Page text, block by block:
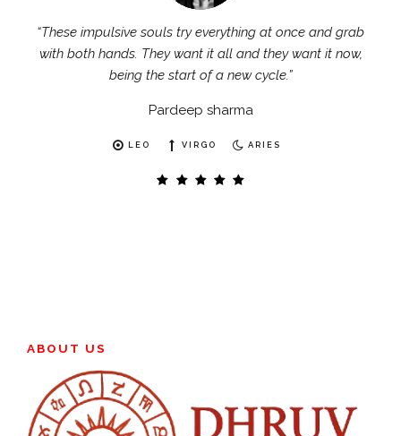
“These impulsive souls try everything at once and grab
with both hands. They want it all and they want it now,
being the start of a new cycle.”
Pardeep sharma
LEO VIRGO ARIES
“The vote tells you everything you need to know about
this sign because she is defined by her values. But you
never know until you know if she is a Marxist or capitalist.”
Lora Brighton
TAURUS LEO PISCES
“An artists dream. Catch the muses and write inspiring
music, art and poetry. Blends into the landscape and
receptive to the flow of inspiration from the collective.”
Jonathan Mayer
PISCES CAPRICORN CANCER
ABOUT US